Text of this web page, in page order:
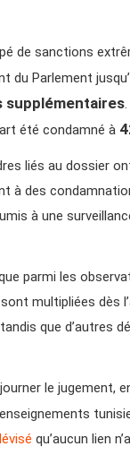
de sanctions
du Parlement
supplémentaires
été condamné à
liés au dossier
à des
à une
parmi les
multipliées dès
que d’autres
le jugement,
qu’aucun lien